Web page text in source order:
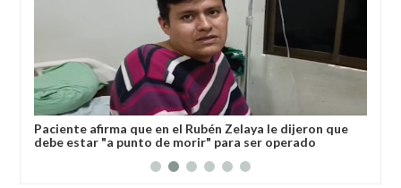
Paciente afirma que en el Rubén Zelaya le dijeron que
debe estar "a punto de morir" para ser operado